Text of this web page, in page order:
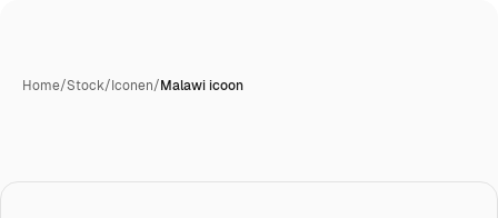
Home/Stock/Iconen/Malawi icoon